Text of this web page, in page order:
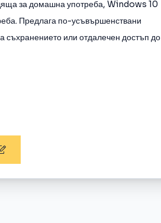
за домашна употреба, Windows 10
Предлага по-усъвършенствани
съхранението или отдалечен достъп до